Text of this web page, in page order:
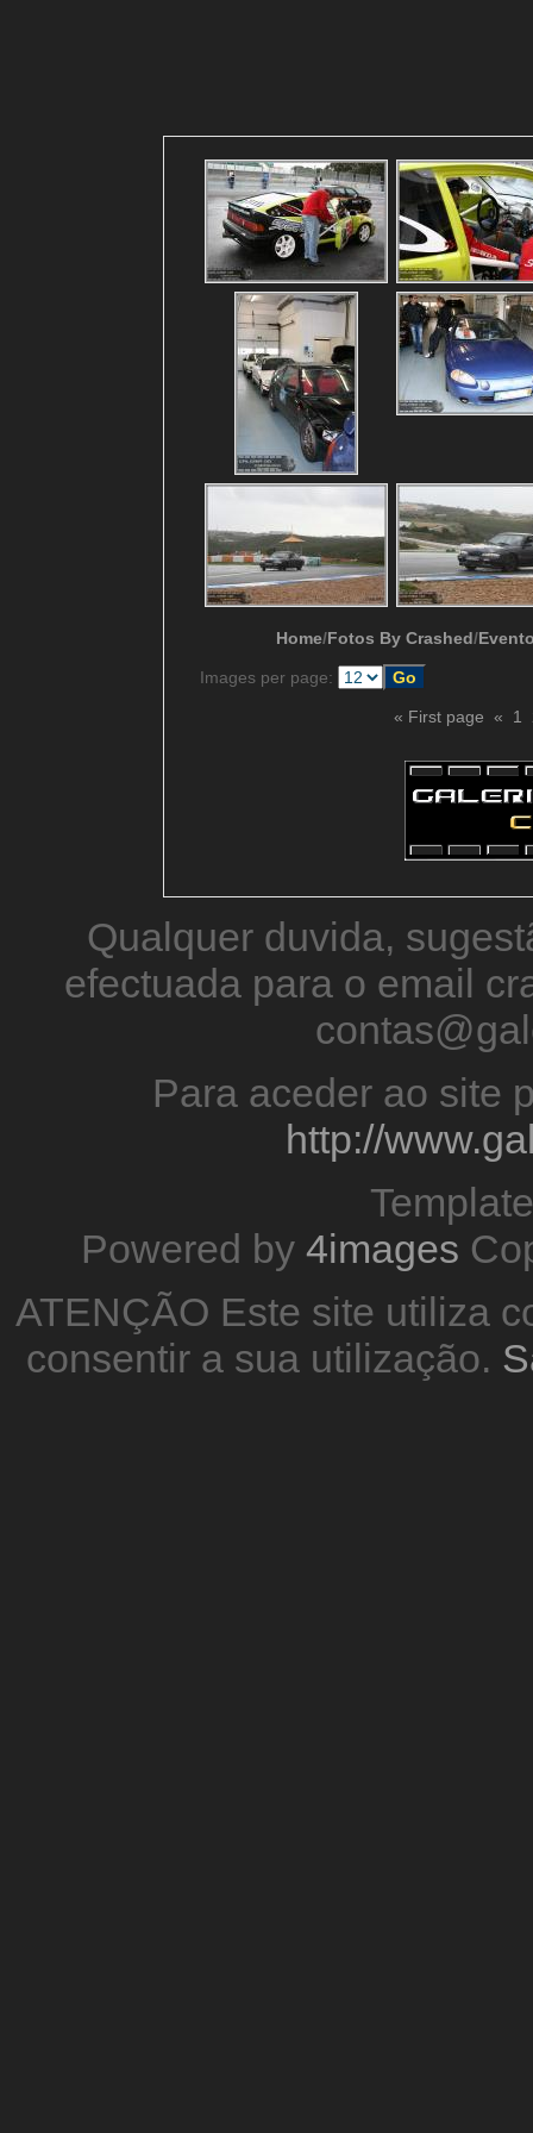
Home/Fotos By Crashed/
Images per page:
« First page « 1
Qualquer duvida,
efectuada para o email
Para aceder ao site
http://
Powered by 4images
ATENÇÃO Este site utiliza
consentir a sua utilização.